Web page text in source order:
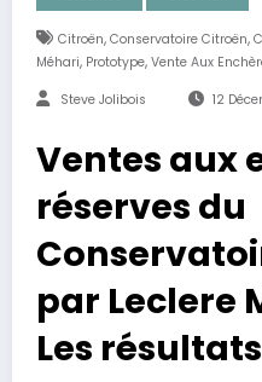
Citroën, Conservatoire Citroën,
Méhari, Prototype, Vente Aux
Steve Jolibois 12
Ventes aux
réserves du
par Leclere
Les résultats